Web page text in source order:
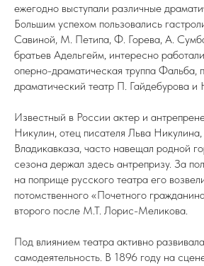
ежегодно выступали различные
Большим успехом пользовались
Савиной, М. Петипа, Ф. Горева, А.
братьев Адельгейм, интересно
оперно-драматическая труппа Фальба,
драматический театр П. Гайдебурова и
Известный в России актер и
Никулин, отец писателя Льва
Владикавказа, часто навещал родной
сезона держал здесь антрепризу. За
на поприще русского театра его
потомственного «Почетного
второго после М.Т. Лорис-Меликова.
Под влиянием театра активно
самодеятельность. В 1896 году на